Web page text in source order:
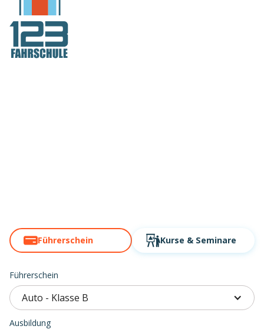
Führerschein Kurse & Seminare
Führerschein
Auto - Klasse B
Ausbildung